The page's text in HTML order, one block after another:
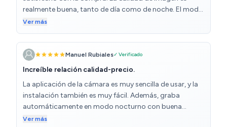
realmente buena, tanto de día como de noche. El modo
infrarrojo ofrece una visión clara incluso con poca luz, y
el ángulo de visión cubre perfectamente toda la
habitación. La configuración fue muy sencilla: en pocos
minutos ya la tenía conectada a la app Tapo, que es
intuitiva y permite ver en directo desde el móvil, grabar
clips o recibir alertas de movimiento. También me gusta
que se pueda mover la cámara desde la app, girando
horizontal y verticalmente, lo que da mucha flexibilidad.
El audio bidireccional funciona bien (puedes hablar y
escuchar sin cortes) y la detección de movimiento es
Ver más
Manuel Rubiales✓ Verificado
Increíble relación calidad-precio.
La aplicación de la cámara es muy sencilla de usar, y la
instalación también es muy fácil. Además, graba
automáticamente en modo nocturno con buena
calidad. La app te envía notificaciones si detecta
Ver más